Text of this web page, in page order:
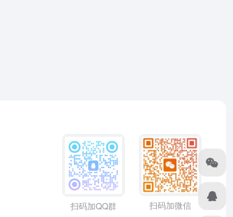
扫码加QQ群 扫码加微信